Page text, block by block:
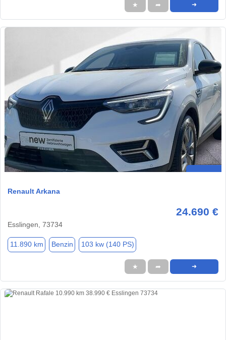
★ ➦ ➜
Renault Arkana
24.690 €
Esslingen, 73734
11.890 km Benzin 103 kw (140 PS)
★ ➦ ➜